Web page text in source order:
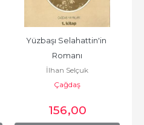
Yüzbaşı Selahattin'in
Romanı
İlhan Selçuk
Çağdaş
156,00